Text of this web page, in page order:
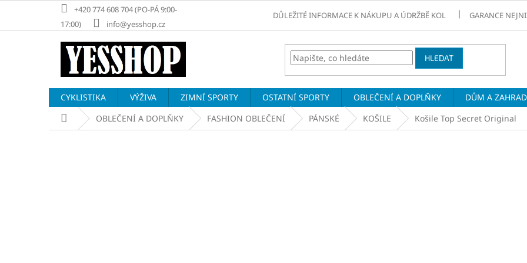
obsah
+420 774 608 704 (PO-PÁ 9:00-
17:00)
info@yesshop.cz
DŮLEŽITÉ INFORMACE K NÁKUPU A ÚDRŽBĚ KOL GARANCE
HLEDAT
CYKLISTIKA VÝŽIVA ZIMNÍ SPORTY OSTATNÍ SPORTY OBLEČENÍ A DOPLŇKY DŮM A
Domů OBLEČENÍ A DOPLŇKY FASHION OBLEČENÍ PÁNSKÉ KOŠILE Košile Top Secret Original